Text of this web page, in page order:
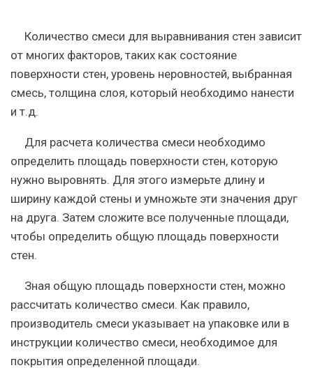
Количество смеси для выравнивания стен зависит
от многих факторов, таких как состояние
поверхности стен, уровень неровностей, выбранная
смесь, толщина слоя, который необходимо нанести
и т.д.
Для расчета количества смеси необходимо
определить площадь поверхности стен, которую
нужно выровнять. Для этого измерьте длину и
ширину каждой стены и умножьте эти значения друг
на друга. Затем сложите все полученные площади,
чтобы определить общую площадь поверхности
стен.
Зная общую площадь поверхности стен, можно
рассчитать количество смеси. Как правило,
производитель смеси указывает на упаковке или в
инструкции количество смеси, необходимое для
покрытия определенной площади.